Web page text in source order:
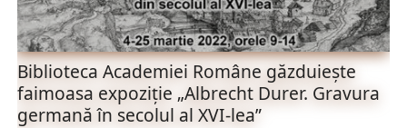
Biblioteca Academiei Române găzduiește
faimoasa expoziție „Albrecht Durer. Gravura
germană în secolul al XVI-lea”